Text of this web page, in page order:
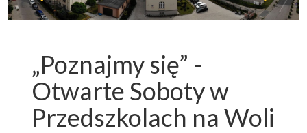
„Poznajmy się” -
Otwarte Soboty w
Przedszkolach na Woli